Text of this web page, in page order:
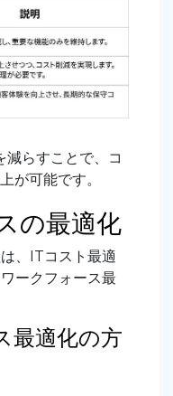
減らすことで、コ
が可能です。
の最適化
、ITコスト最適
ークフォース最
最適化の方